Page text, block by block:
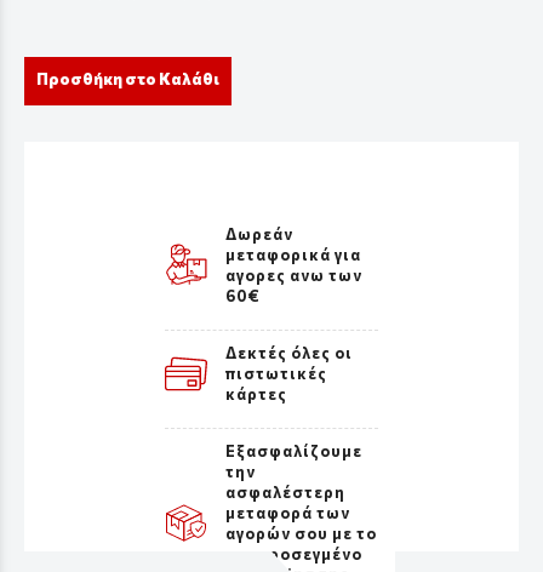
Προσθήκη στο Καλάθι
Δωρεάν
μεταφορικά για
αγορες ανω των
60€
Δεκτές όλες οι
πιστωτικές
κάρτες
Εξασφαλίζουμε
την
ασφαλέστερη
μεταφορά των
αγορών σου με το
πιο προσεγμένο